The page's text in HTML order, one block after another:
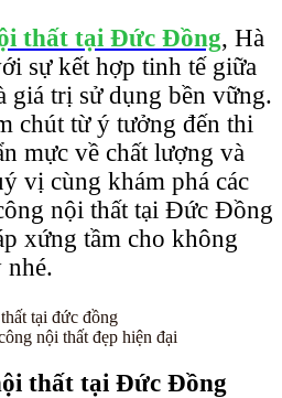
thất tại Đức Đồng, Hà
sự kết hợp tinh tế giữa
giá trị sử dụng bền vững.
chút từ ý tưởng đến thi
mực về chất lượng và
vị cùng khám phá các
nội thất tại Đức Đồng
xứng tầm cho không
nhé.
nội thất đẹp hiện đại
thất tại Đức Đồng